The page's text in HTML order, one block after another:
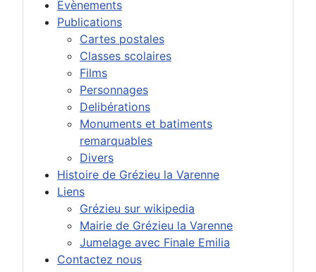
Evènements
Publications
Cartes postales
Classes scolaires
Films
Personnages
Delibérations
Monuments et batiments
remarquables
Divers
Histoire de Grézieu la Varenne
Liens
Grézieu sur wikipedia
Mairie de Grézieu la Varenne
Jumelage avec Finale Emilia
Contactez nous